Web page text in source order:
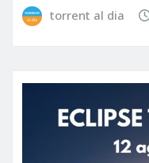
torrent al dia